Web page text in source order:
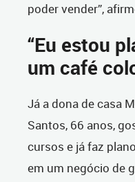
poder vender”,
“Eu estou
um café
Já a dona de casa
Santos, 66 anos,
cursos e já faz
em um negócio de